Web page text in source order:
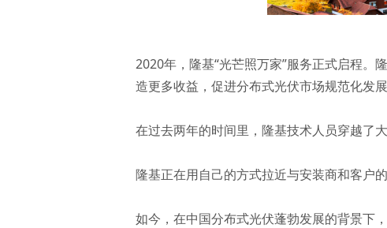
2020年，隆基“光芒照万家”服务正式启程。
造更多收益，促进分布式光伏市场规范化发
在过去两年的时间里，隆基技术人员穿越了
隆基正在用自己的方式拉近与安装商和客户
如今，在中国分布式光伏蓬勃发展的背景下